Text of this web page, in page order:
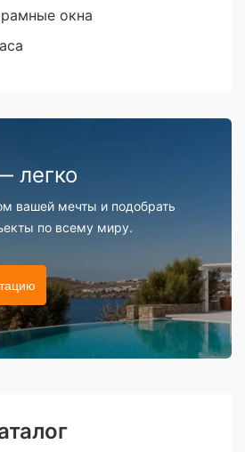
окна
легко
вашей мечты и подобрать
по всему миру.